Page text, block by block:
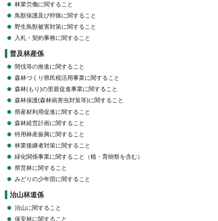
林業労働に関すること
鳥獣保護及び狩猟に関すること
野生鳥獣被害対策に関すること
入札・契約事務に関すること
普及林産係
間伐等の推進に関すること
森林づくり県民税活用事業に関すること
森林(もり)の里親促進事業に関すること
森林保護(森林病害虫対策等)に関すること
県産材利用促進に関すること
森林経営計画に関すること
特用林産振興に関すること
林業後継者対策に関すること
緑化関係事業に関すること（植・育樹祭を含む）
県営林に関すること
みどりの少年団に関すること
治山林道係
治山に関すること
保安林に関すること